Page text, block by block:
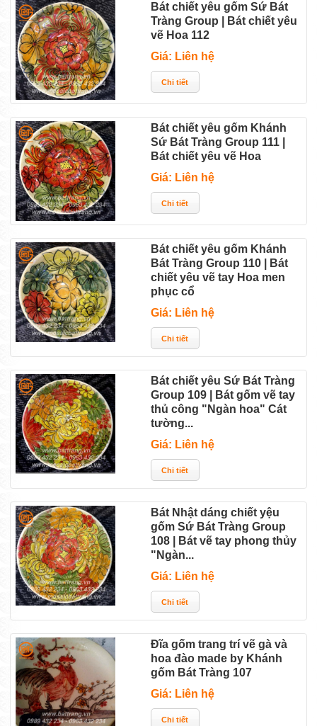
Bát chiết yêu gốm Sứ Bát
Tràng Group | Bát chiết yêu
vẽ Hoa 112
Giá: Liên hệ
Bát chiết yêu gốm Khánh
Sứ Bát Tràng Group 111 |
Bát chiết yêu vẽ Hoa
Giá: Liên hệ
Bát chiết yêu gốm Khánh
Bát Tràng Group 110 | Bát
chiết yêu vẽ tay Hoa men
phục cổ
Giá: Liên hệ
Bát chiết yêu Sứ Bát Tràng
Group 109 | Bát gốm vẽ tay
thủ công "Ngàn hoa" Cát
tường...
Giá: Liên hệ
Bát Nhật dáng chiết yệu
gốm Sứ Bát Tràng Group
108 | Bát vẽ tay phong thủy
"Ngàn...
Giá: Liên hệ
Đĩa gốm trang trí vẽ gà và
hoa đào made by Khánh
gốm Bát Tràng 107
Giá: Liên hệ